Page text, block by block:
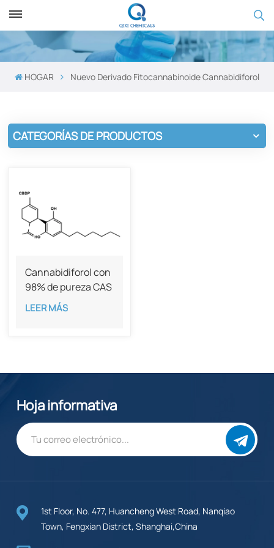
HOGAR Nuevo Derivado Fitocannabinoide Cannabidiforol
CATEGORÍAS DE PRODUCTOS
Cannabidiforol con
98% de pureza CAS
55824-13-0
LEER MÁS
Hoja informativa
1st Floor, No. 477, Huancheng West Road, Nanqiao
Town, Fengxian District, Shanghai,China